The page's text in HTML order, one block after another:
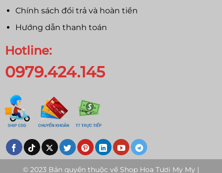
Chính sách đổi trả và hoàn tiền
Hướng dẫn thanh toán
Hotline:
0979.424.145
© 2023 Bản quyền thuộc về Shop Hoa Tươi My My |